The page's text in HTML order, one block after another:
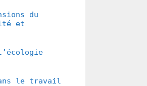
du
et
le travail